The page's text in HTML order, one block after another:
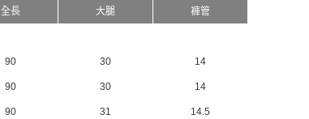
全長 大腿 褲管
90 30 14
90 30 14
90 31 14.5